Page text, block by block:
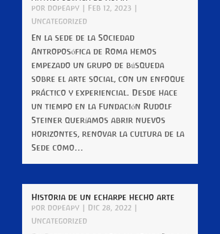
por dopeapy| Feb 12, 2023 |
Uncategorized
En la sede de la Sociedad
Antroposófica de Roma hemos
empezado un grupo de búsqueda
sobre el arte social, con un enfoque
práctico y experiencial. Desde hace
un tiempo en la Fundación Rudolf
Steiner queríamos abrir nuevos
horizontes, renovar la cultura de la
Sede como...
Historia de un echarpe hecho arte
por dopeapy| Dic 28, 2022
Uncategorized